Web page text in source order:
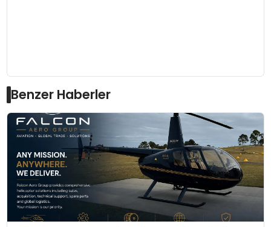
Benzer Haberler